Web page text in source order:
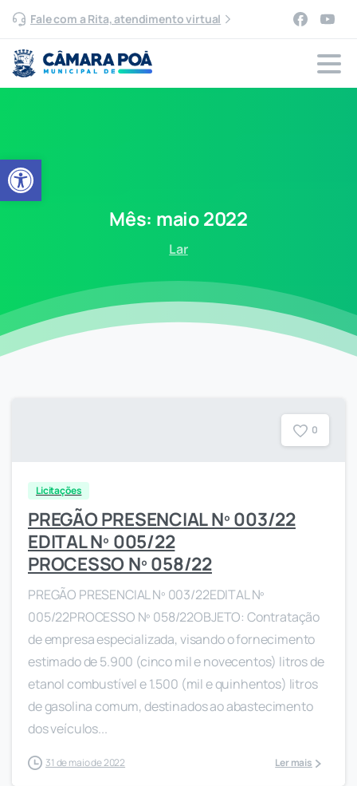
Abrir a barra de ferramentas
Fale com a Rita, atendimento virtual
Mês: maio2022
Lar
0
Licitações
PREGÃO PRESENCIAL Nº 003/22
EDITAL Nº 005/22
PROCESSO Nº 058/22
PREGÃO PRESENCIAL Nº 003/22EDITAL Nº
005/22PROCESSO Nº 058/22OBJETO: Contratação
de empresa especializada, visando o fornecimento
estimado de 5.900 (cinco mil e novecentos) litros de
etanol combustível e 1.500 (mil e quinhentos) litros
de gasolina comum, destinados ao abastecimento
dos veículos...
31 de maio de 2022 Ler mais